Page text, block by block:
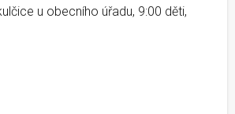
u obecního úřadu, 9:00 děti,